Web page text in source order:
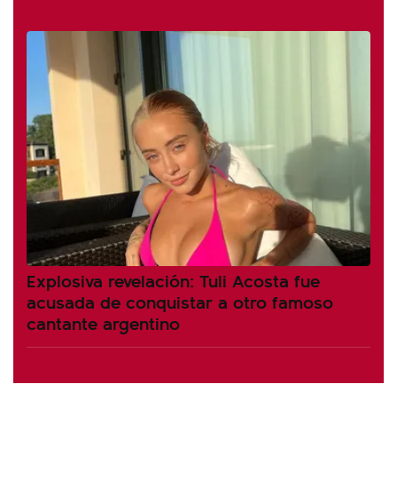
Explosiva revelación: Tuli Acosta fue
acusada de conquistar a otro famoso
cantante argentino